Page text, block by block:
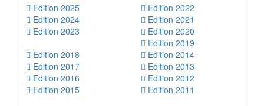
Edition 2025
Edition 2024
Edition 2023
Edition 2022
Edition 2021
Edition 2020
Edition 2019
Edition 2018
Edition 2017
Edition 2016
Edition 2015
Edition 2014
Edition 2013
Edition 2012
Edition 2011